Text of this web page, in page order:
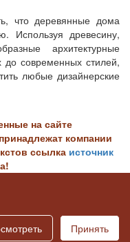
что деревянные дома
Используя древесину,
архитектурные
современных стилей,
любые дизайнерские
на сайте
компании
ссылка источник
Принять